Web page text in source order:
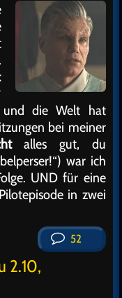
die Welt hat
bei meiner
alles gut, du
war ich
UND für eine
in zwei
52
2.10,